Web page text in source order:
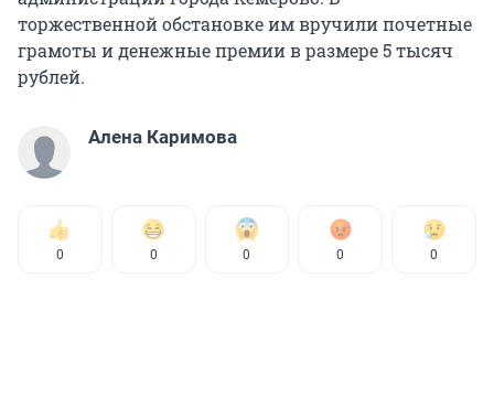
торжественной обстановке им вручили почетные
грамоты и денежные премии в размере 5 тысяч
рублей.
Алена Каримова
0 0 0 0 0